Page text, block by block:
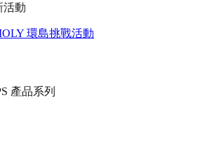
活動
環島挑戰活動
產品系列